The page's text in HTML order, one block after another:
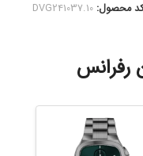
محصول: DVG241037.10
رفرانس